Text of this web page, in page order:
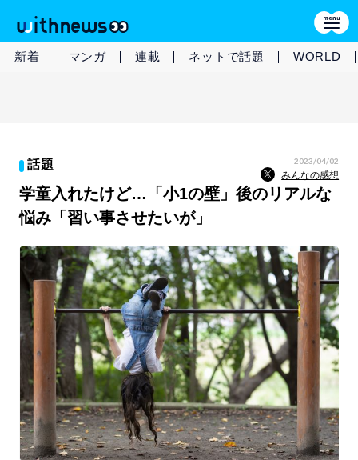
新着 マンガ 連載 ネットで話題 WORLD
話題 2023/04/02
みんなの感想
学童入れたけど…「小1の壁」後のリアルな
悩み「習い事させたいが」